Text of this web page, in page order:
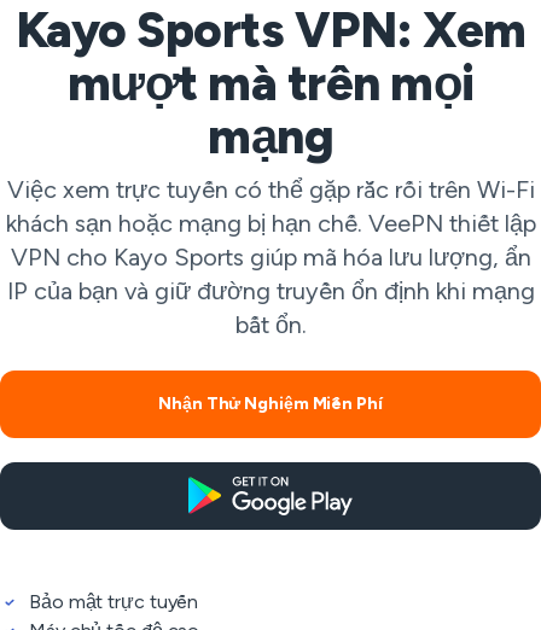
Kayo Sports VPN: Xem
mượt mà trên mọi
mạng
Việc xem trực tuyến có thể gặp rắc rối trên Wi-Fi
khách sạn hoặc mạng bị hạn chế. VeePN thiết lập
VPN cho Kayo Sports giúp mã hóa lưu lượng, ẩn
IP của bạn và giữ đường truyền ổn định khi mạng
bất ổn.
Nhận Thử Nghiệm Miễn Phí
Bảo mật trực tuyến